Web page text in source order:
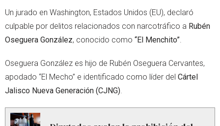
Un jurado en Washington, Estados Unidos (EU), declaró
culpable por delitos relacionados con narcotráfico a Rubén
Oseguera González, conocido como “El Menchito”
Oseguera González es hijo de Rubén Oseguera Cervantes,
apodado “El Mecho” e identificado como líder del Cártel
Jalisco Nueva Generación (CJNG)